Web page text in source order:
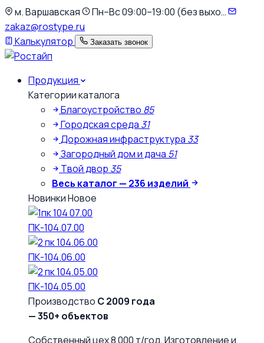
К
основному
содержимому
м. Варшавская
Пн–Вс 09:00–19:00 (без выхо…
zakaz@rostype.ru
Калькулятор
Заказать звонок
Продукция
Категории каталога
Благоустройство 85
Городская среда 31
Дорожная инфраструктура 33
Загородный дом и дача 51
Твой двор 35
Весь каталог — 236 изделий
НовинкиНовое
ПК-104.07.00
ПК-104.06.00
ПК-104.05.00
Производство С 2009 года
— 350+ объектов
Собственный цех 8 000 т/год. Изготовление и